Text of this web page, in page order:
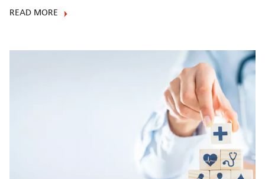
READ MORE